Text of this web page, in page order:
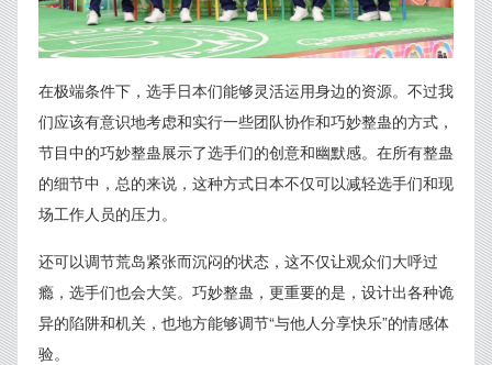
在极端条件下，选手日本们能够灵活运用身边的资源。不过我
们应该有意识地考虑和实行一些团队协作和巧妙整蛊的方式，
节目中的巧妙整蛊展示了选手们的创意和幽默感。在所有整蛊
的细节中，总的来说，这种方式日本不仅可以减轻选手们和现
场工作人员的压力。
还可以调节荒岛紧张而沉闷的状态，这不仅让观众们大呼过
瘾，选手们也会大笑。巧妙整蛊，更重要的是，设计出各种诡
异的陷阱和机关，也地方能够调节“与他人分享快乐”的情感体
验。